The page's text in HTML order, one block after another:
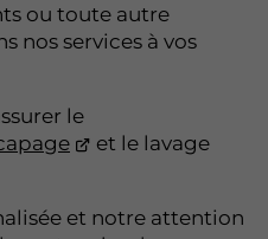
ou toute autre
nos services à vos
le
et le lavage
et notre attention